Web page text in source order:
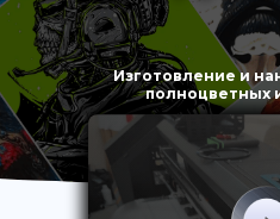
Изготовление и
полноцветных